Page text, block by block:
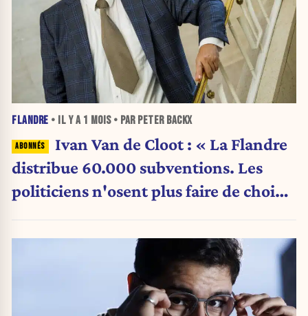
FLANDRE • IL Y A 1 MOIS• PAR PETER BACKX
Ivan Van de Cloot : « La Flandre
distribue 60.000 subventions. Les
politiciens n'osent plus faire de choix.